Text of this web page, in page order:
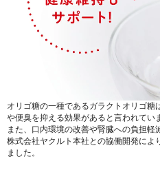
オリゴ糖の一種であるガラクトオリゴ
や便臭を抑える効果があると言われてい
また、口内環境の改善や腎臓への負担軽
株式会社ヤクルト本社との協働開発によ
ました。